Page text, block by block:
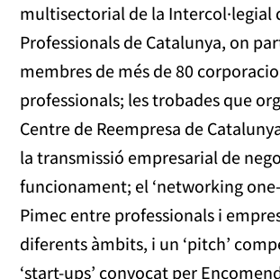
multisectorial de la Intercol·legial
Professionals de Catalunya, on
membres de més de 80
professionals; les trobades que
Centre de Reempresa de
la transmissió empresarial de
funcionament; el ‘networking
Pimec entre professionals i
diferents àmbits, i un ‘pitch’
‘start-ups’ convocat per